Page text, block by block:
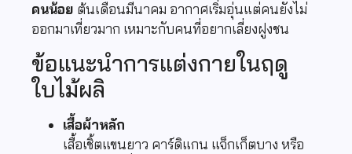
คนน้อย ต้นเดือนมีนาคม อากาศเริ่มอุ่นแต่คนยังไม่
ออกมาเที่ยวมาก เหมาะกับคนที่อยากเลี่ยงฝูงชน
ข้อแนะนำการแต่งกายในฤดู
ใบไม้ผลิ
เสื้อผ้าหลัก
เสื้อเชิ้ตแขนยาว คาร์ดิแกน แจ็กเก็ตบาง หรือ